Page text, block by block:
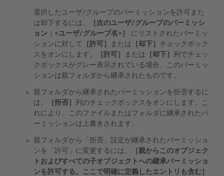
選択したユーザ/グループのパーミッションを許可また
は却下するには、
［次のユーザ/グループのパーミッシ
ョン：<ユーザ/グループ名>］
にリストされたパーミッ
ションに対して
［許可］ または ［却下］ チェックボック
スをオンにします。
［許可］ または ［却下］ 列でチェッ
クボックスがグレー表示されている場合、このパーミッ
ションは親フォルダから継承されたものです。
親フォルダから継承されたパーミッションを拒否するに
は、
［拒否］ 列のチェックボックスをオンにします。こ
れにより、このファイルまたはフォルダに継承されたパ
ーミッションは上書きされます。
親フォルダから「拒否」設定が継承されたパーミッショ
ンを「許可」に変更するには、
［親からこのオブジェク
トおよびすべての子オブジェクトへの継承パーミッショ
ンを許可する。ここで明確に定義したエントリも含む］